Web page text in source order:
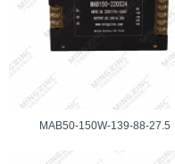
MAB50-150W-139-88-27.5